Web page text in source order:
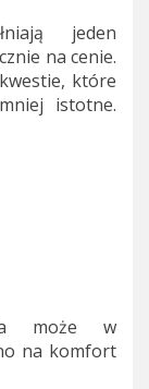
jeden
na cenie.
które
istotne.
może w
na komfort